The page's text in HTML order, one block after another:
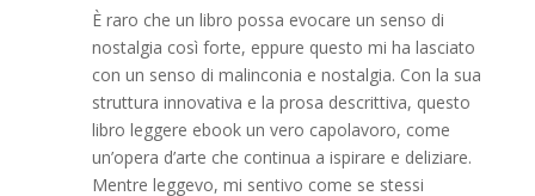
È raro che un libro possa evocare un senso di
nostalgia così forte, eppure questo mi ha lasciato
con un senso di malinconia e nostalgia. Con la sua
struttura innovativa e la prosa descrittiva, questo
libro leggere ebook un vero capolavoro, come
un’opera d’arte che continua a ispirare e deliziare.
Mentre leggevo, mi sentivo come se stessi